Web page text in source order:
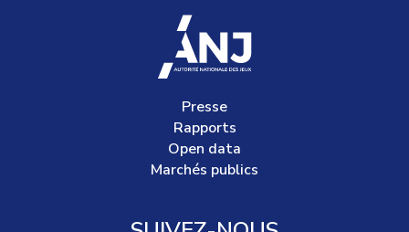
accueil
Presse
Rapports
Open data
Marchés publics